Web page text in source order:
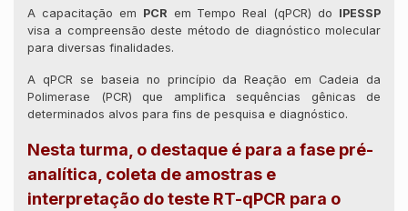
A capacitação em PCR em Tempo Real (qPCR) do IPESSP
visa a compreensão deste método de diagnóstico molecular
para diversas finalidades.
A qPCR se baseia no princípio da Reação em Cadeia da
Polimerase (PCR) que amplifica sequências gênicas de
determinados alvos para fins de pesquisa e diagnóstico.
Nesta turma, o destaque é para a fase pré-
analítica, coleta de amostras e
interpretação do teste RT-qPCR para o